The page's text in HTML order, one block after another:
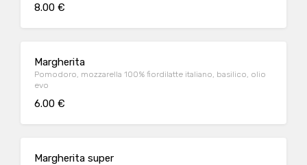
8.00 €
Margherita
Pomodoro, mozzarella 100% fiordilatte italiano, basilico, olio
evo
6.00 €
Margherita super